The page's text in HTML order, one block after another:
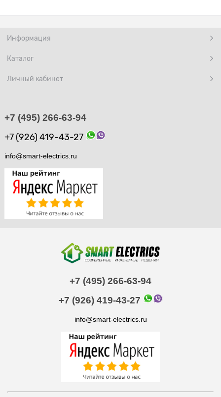
Информация
Каталог
Личный кабинет
+7 (495) 266-63-94
+7 (926) 419-43-27
info@smart-electrics.ru
+7 (495) 266-63-94
+7 (926) 419-43-27
info@smart-electrics.ru